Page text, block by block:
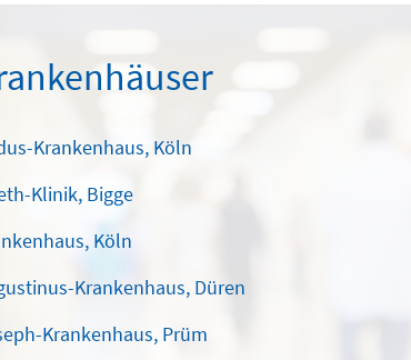
Krankenhaus, Köln
Klinik, Bigge
Köln
Krankenhaus, Düren
Krankenhaus, Prüm